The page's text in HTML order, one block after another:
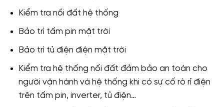
Kiểm tra nối đất hệ thống
Bảo trì tấm pin mặt trời
Bảo trì tủ điện điện mặt trời
Kiểm tra hệ thống nối đất đảm bảo an toàn cho
người vận hành và hệ thống khi có sự cố rò rỉ điện
trên tấm pin, inverter, tủ điện…